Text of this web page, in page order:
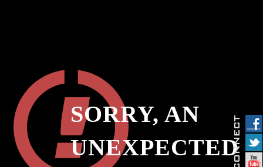
SORRY, AN
UNEXPECTED